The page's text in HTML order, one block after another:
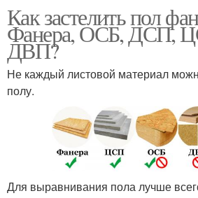
Как застелить пол
Фанера, ОСБ, ДСП,
ДВП?
Не каждый листовой материал
полу.
Для выравнивания пола лучше